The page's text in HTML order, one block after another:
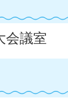
会議室